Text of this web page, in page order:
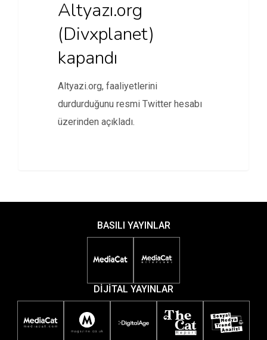
Altyazı.org
(Divxplanet)
kapandı
Altyazi.org, faaliyetlerini
durdurduğunu resmi Twitter hesabı
üzerinden açıkladı.
BASILI YAYINLAR
DİJİTAL YAYINLAR